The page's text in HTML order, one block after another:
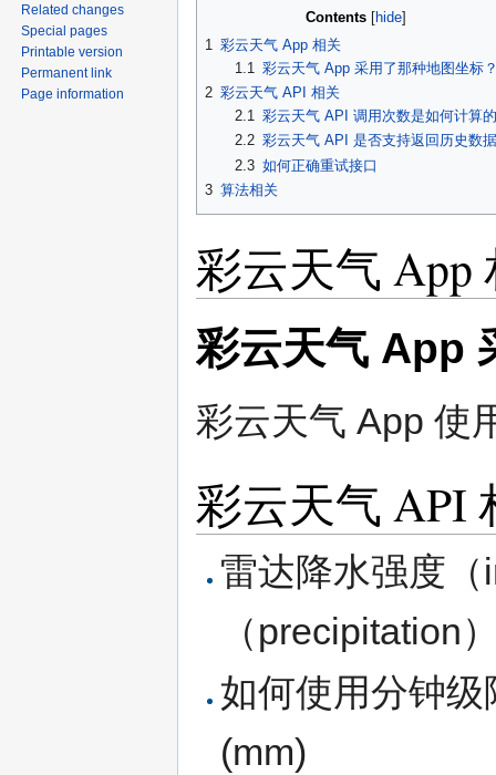
Contents [hide]
1 彩云天气 App 相关
1.1 彩云天气 App 采用了那种地图坐标
2 彩云天气 API 相关
2.1
彩云天气 API 调用次数是如何计算
2.2 彩云天气 API 是否支持返回历史数据
2.3 如何正确重试接口
3 算法相关
彩云天气 App
彩云天气 App
彩云天气 App 使
彩云天气 API
雷达降水强度
（precipitation
如何使用分钟
(mm)
Related changes
Special pages
Printable version
Permanent link
Page information